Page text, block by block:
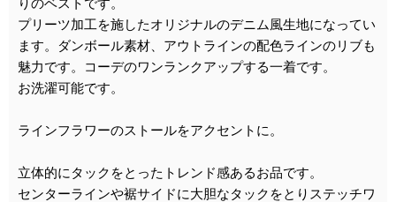
プリーツ加工を施したオリジナルのデニム風生地になってい
ます。ダンボール素材、アウトラインの配色ラインのリブも
魅力です。コーデのワンランクアップする一着です。
お洗濯可能です。
ラインフラワーのストールをアクセントに。
立体的にタックをとったトレンド感あるお品です。
センターラインや裾サイドに大胆なタックをとりステッチワ